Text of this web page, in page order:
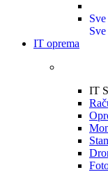
IT oprema
IT